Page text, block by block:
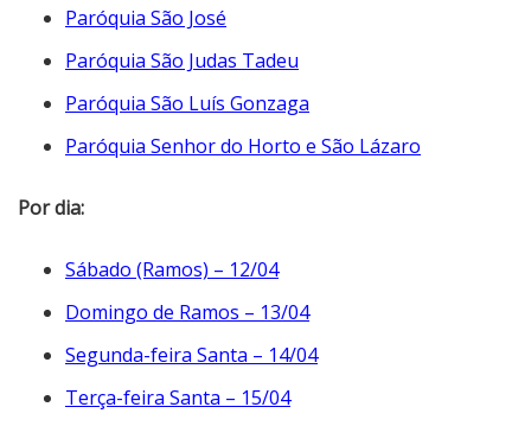
Paróquia São José
Paróquia São Judas Tadeu
Paróquia São Luís Gonzaga
Paróquia Senhor do Horto e São Lázaro
Por dia:
Sábado (Ramos) – 12/04
Domingo de Ramos – 13/04
Segunda-feira Santa – 14/04
Terça-feira Santa – 15/04